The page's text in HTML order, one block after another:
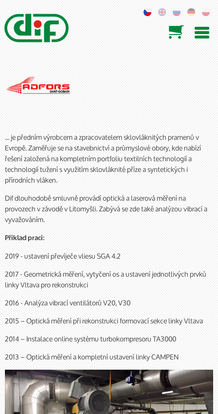

... je předním výrobcem a zpracovatelem sklovláknitých pramenů v
Evropě. Zaměřuje se na stavebnictví a průmyslové obory, kde nabízí
řešení založená na kompletním portfoliu textilních technologií a
technologií tužení s využitím sklovláknité příze a syntetických i
přírodních vláken.
Dif dlouhodobě smluvně provádí optická a laserová měření na
provozech v závodě v Litomyšli. Zabývá se zde také analýzou vibrací a
vyvažováním.
Příklad prací:
2019 - ustavení převíječe vliesu SGA 4.2
2017 - Geometrická měření, vytyčení os a ustavení jednotlivých prvků
linky Vltava pro rekonstrukci
2016 - Analýza vibrací ventilátorů V20, V30
2015 – Optická měření při rekonstrukci formovací sekce linky Vltava
2014 – Instalace online systému turbokompresoru TA3000
2013 – Optická měření a kompletní ustavení linky CAMPEN